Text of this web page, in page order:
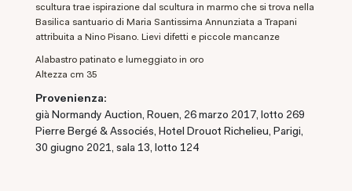
scultura trae ispirazione dal scultura in marmo che si trova nella
Basilica santuario di Maria Santissima Annunziata a Trapani
attribuita a Nino Pisano. Lievi difetti e piccole mancanze
alabastro patinato e lumeggiato in oro
altezza cm 35
Provenienza:
già Normandy Auction, Rouen, 26 marzo 2017, lotto 269
Pierre Bergé & Associés, Hotel Drouot Richelieu, Parigi,
30 giugno 2021, sala 13, lotto 124